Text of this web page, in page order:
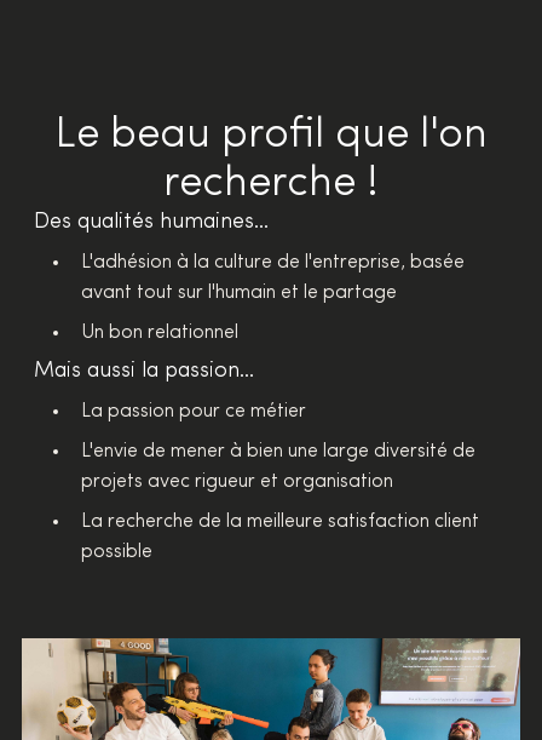
Le beau profil que l'on
recherche !
Des qualités humaines...
L'adhésion à la culture de l'entreprise, basée
avant tout sur l'humain et le partage
Un bon relationnel
Mais aussi la passion...
La passion pour ce métier
L'envie de mener à bien une large diversité de
projets avec rigueur et organisation
La recherche de la meilleure satisfaction client
possible